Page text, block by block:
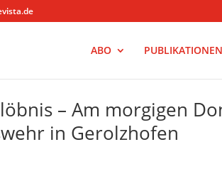
ABO PUBLIKATIONEN
– Am morgigen
in Gerolzhofen